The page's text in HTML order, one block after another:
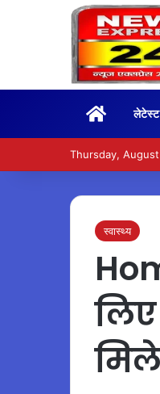
Home
Thursday,
स्वास्थ्य